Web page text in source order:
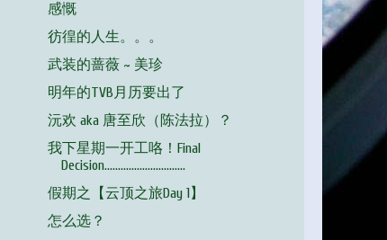
感慨
彷徨的人生。。。
武装的蔷薇 ~ 美珍
明年的TVB月历要出了
沅欢 aka 唐至欣（陈法拉）？
我下星期一开工咯！Final
Decision..............................
假期之【云顶之旅Day 1】
怎么选？